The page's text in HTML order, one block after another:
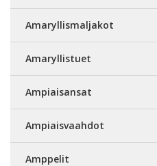
Amaryllismaljakot
Amaryllistuet
Ampiaisansat
Ampiaisvaahdot
Amppelit